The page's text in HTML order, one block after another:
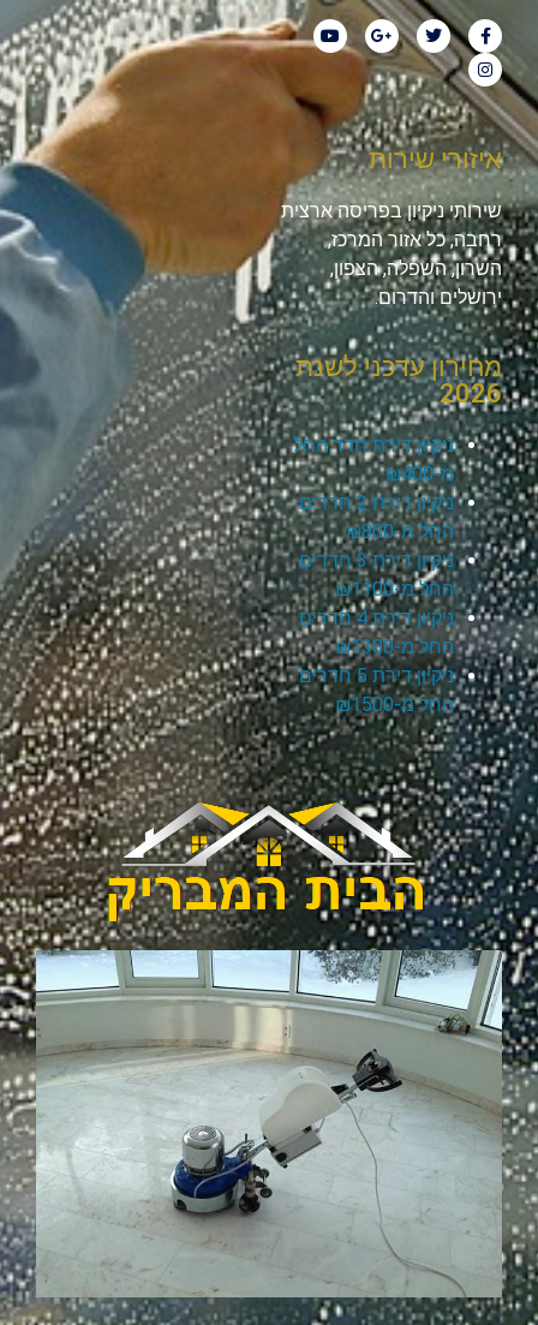
איזורי שירות
שירותי ניקיון בפריסה ארצית
רחבה, כל אזור המרכז,
השרון, השפלה, הצפון,
ירושלים והדרום.
מחירון עדכני לשנת
2026
ניקיון דירת חדר החל
מ-₪400
ניקיון דירת 2 חדרים
החל מ-₪800
ניקיון דירת 3 חדרים
החל מ-₪1100
ניקיון דירת 4 חדרים
החל מ-₪1300
ניקיון דירת 5 חדרים
החל מ-₪1500